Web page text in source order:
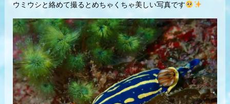
ウミウシと絡めて撮るとめちゃくちゃ美しい写真です